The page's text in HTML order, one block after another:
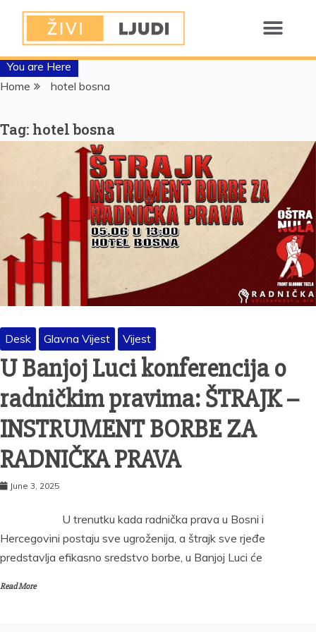
You are Here
Home
hotel bosna
Tag: hotel bosna
Desk Glavna Vijest Vijest
U Banjoj Luci konferencija o
radničkim pravima: ŠTRAJK –
INSTRUMENT BORBE ZA
RADNIČKA PRAVA
June 3, 2025
U trenutku kada radnička prava u Bosni i
Hercegovini postaju sve ugroženija, a štrajk sve rjeđe
predstavlja efikasno sredstvo borbe, u Banjoj Luci će
Read More